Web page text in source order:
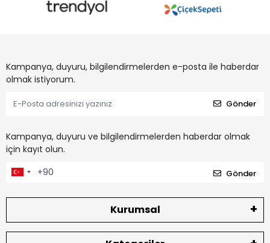
Kampanya, duyuru, bilgilendirmelerden e-posta ile haberdar
olmak istiyorum.
Gönder
Kampanya, duyuru ve bilgilendirmelerden haberdar olmak
için kayıt olun.
Gönder
Kurumsal